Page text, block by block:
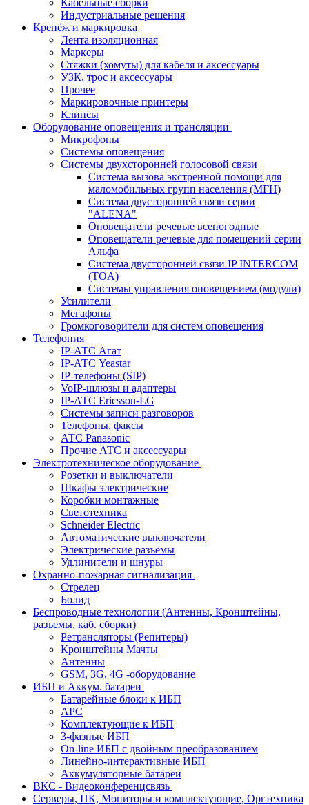
Кабельные сборки
Индустриальные решения
Крепёж и маркировка
Лента изоляционная
Маркеры
Стяжки (хомуты) для кабеля и аксессуары
УЗК, трос и аксессуары
Прочее
Маркировочные принтеры
Клипсы
Оборудование оповещения и трансляции
Микрофоны
Системы оповещения
Системы двухсторонней голосовой связи
Система вызова экстренной помощи для
маломобильных групп населения (МГН)
Система двусторонней связи серии
"ALENA"
Оповещатели речевые всепогодные
Оповещатели речевые для помещений серии
Альфа
Система двусторонней связи IP INTERCOM
(TOA)
Системы управления оповещением (модули)
Усилители
Мегафоны
Громкоговорители для систем оповещения
Телефония
IP-АТС Агат
IP-АТС Yeastar
IP-телефоны (SIP)
VoIP-шлюзы и адаптеры
IP-АТС Ericsson-LG
Системы записи разговоров
Телефоны, факсы
АТС Panasonic
Прочие АТС и аксессуары
Электротехническое оборудование
Розетки и выключатели
Шкафы электрические
Коробки монтажные
Светотехника
Schneider Electric
Автоматические выключатели
Электрические разъёмы
Удлинители и шнуры
Охранно-пожарная сигнализация
Стрелец
Болид
Беспроводные технологии (Антенны, Кронштейны,
разъемы, каб. сборки)
Ретрансляторы (Репитеры)
Кронштейны Мачты
Антенны
GSM, 3G, 4G -оборудование
ИБП и Аккум. батареи
Батарейные блоки к ИБП
APC
Комплектующие к ИБП
3-фазные ИБП
On-line ИБП с двойным преобразованием
Линейно-интерактивные ИБП
Аккумуляторные батареи
ВКС - Видеоконференцсвязь
Серверы, ПК, Мониторы и комплектующие, Оргтехника